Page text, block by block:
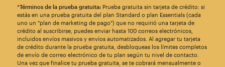
*Términos de la prueba gratuita:Prueba gratuita sin tarjeta de crédito: si
estás en una prueba gratuita del plan Standard o plan Essentials (cada
uno un "plan de marketing de pago") que no requirió una tarjeta de
crédito al suscribirse, puedes enviar hasta 100 correos electrónicos,
incluidos envíos masivos y envíos automatizados. Al agregar tu tarjeta
de crédito durante la prueba gratuita, desbloqueas los límites completos
de envío de correo electrónico de tu plan según tu nivel de contacto.
Una vez que finalice tu prueba gratuita, se te cobrará mensualmente o